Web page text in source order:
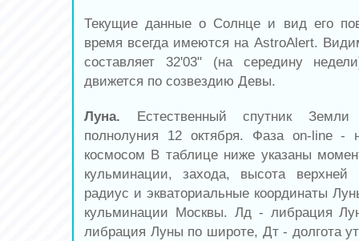
Текущие данные о Солнце и вид его
время всегда имеются на AstroAlert.
составляет 32'03" (на середину
движется по созвездию Девы.
Луна. Естественный спутник
полнолуния 12 октября. Фаза on-line -
космосом В таблице ниже указаны
кульминации, захода, высота верхней
радиус и экваториальные координаты
кульминации Москвы. Лд - либрация
либрация Луны по широте, Дт - долгота